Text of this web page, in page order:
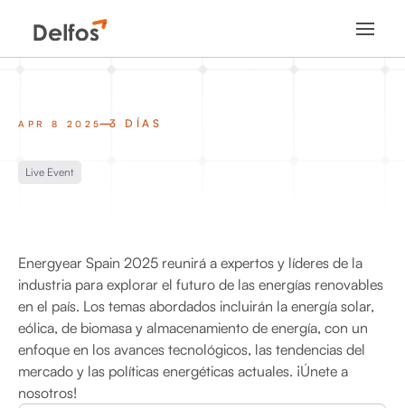
APR 8 2025 3 DÍAS
Live Event
Energyear Spain 2025 reunirá a expertos y líderes de la
industria para explorar el futuro de las energías renovables
en el país. Los temas abordados incluirán la energía solar,
eólica, de biomasa y almacenamiento de energía, con un
enfoque en los avances tecnológicos, las tendencias del
mercado y las políticas energéticas actuales. ¡Únete a
nosotros!